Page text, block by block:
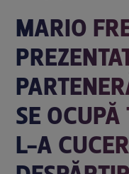
MARIO
SE
L-A